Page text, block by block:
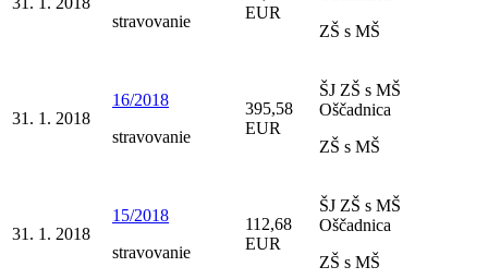
stravovanie
EUR
ZŠ s MŠ
31. 1. 2018
16/2018
stravovanie
395,58
EUR
ŠJ ZŠ s MŠ
Oščadnica
ZŠ s MŠ
31. 1. 2018
15/2018
stravovanie
112,68
EUR
ŠJ ZŠ s MŠ
Oščadnica
ZŠ s MŠ